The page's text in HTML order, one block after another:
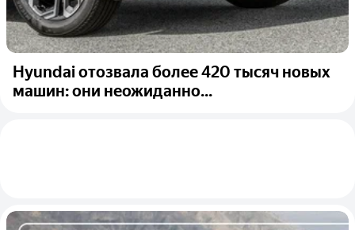
Hyundai отозвала более 420 тысяч новых
машин: они неожиданно...